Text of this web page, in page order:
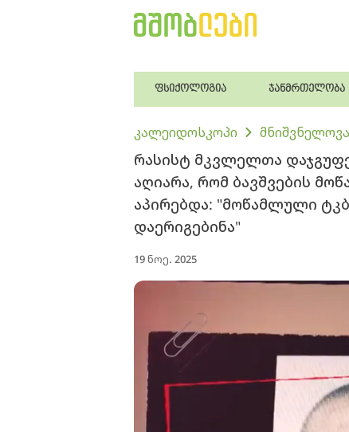
ფსიქოლოგია ჯანმრთელობა
კალეიდოსკოპი
რასისტ მკვლელთა
აღიარა, რომ ბავშვების
აპირებდა: "მო­წამ­ლუ­ლი
და­ე­რი­გე­ბი­ნა"
19 ნოე. 2025